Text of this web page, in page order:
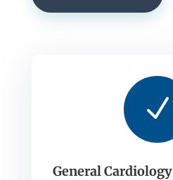
N
General Cardiology